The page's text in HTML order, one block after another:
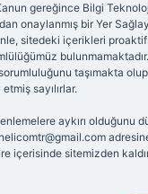
gereğince Bilgi
onaylanmış bir Yer
sitedeki içerikleri
taşımakta
sayılırlar.
aykırı olduğunu
içerisinde sitemizden